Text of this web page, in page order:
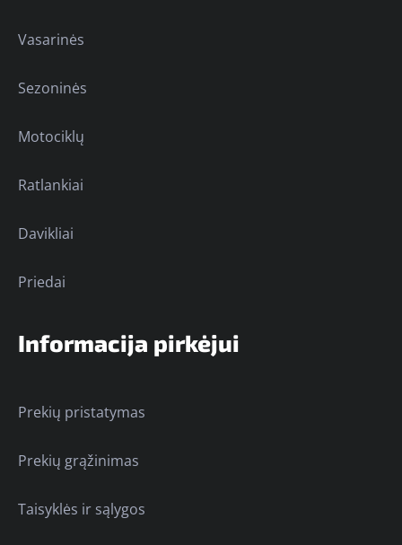
Vasarinės
Sezoninės
Motociklų
Ratlankiai
Davikliai
Priedai
Informacija pirkėjui
Prekių pristatymas
Prekių grąžinimas
Taisyklės ir sąlygos